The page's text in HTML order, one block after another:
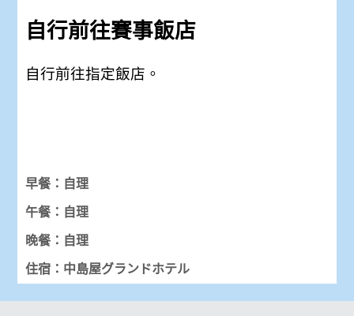
自行前往賽事飯店
自行前往指定飯店。
早餐：自理
午餐：自理
晚餐：自理
住宿：中島屋グランドホテル